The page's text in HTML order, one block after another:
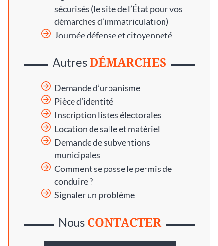
sécurisés (le site de l’État pour vos
démarches d’immatriculation)
Journée défense et citoyenneté
AutresDÉMARCHES
Demande d’urbanisme
Pièce d’identité
Inscription listes électorales
Location de salle et matériel
Demande de subventions
municipales
Comment se passe le permis de
conduire ?
Signaler un problème
Nous CONTACTER